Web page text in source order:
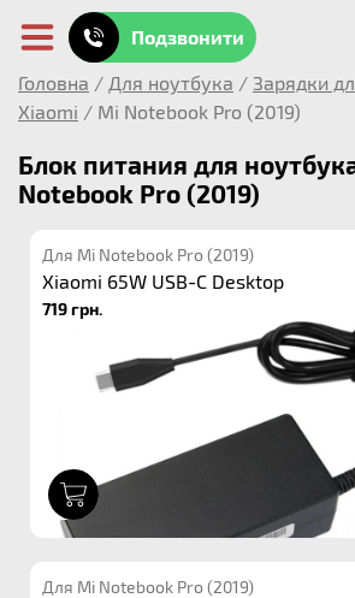
Подзвонити
Головна / Для ноутбука / Зарядки
Xiaomi / Mi Notebook Pro (2019)
Блок питания для
Notebook Pro (2019)
Для Mi Notebook Pro (2019)
Xiaomi 65W USB-C Desktop
719 грн.
Для Mi Notebook Pro (2019)